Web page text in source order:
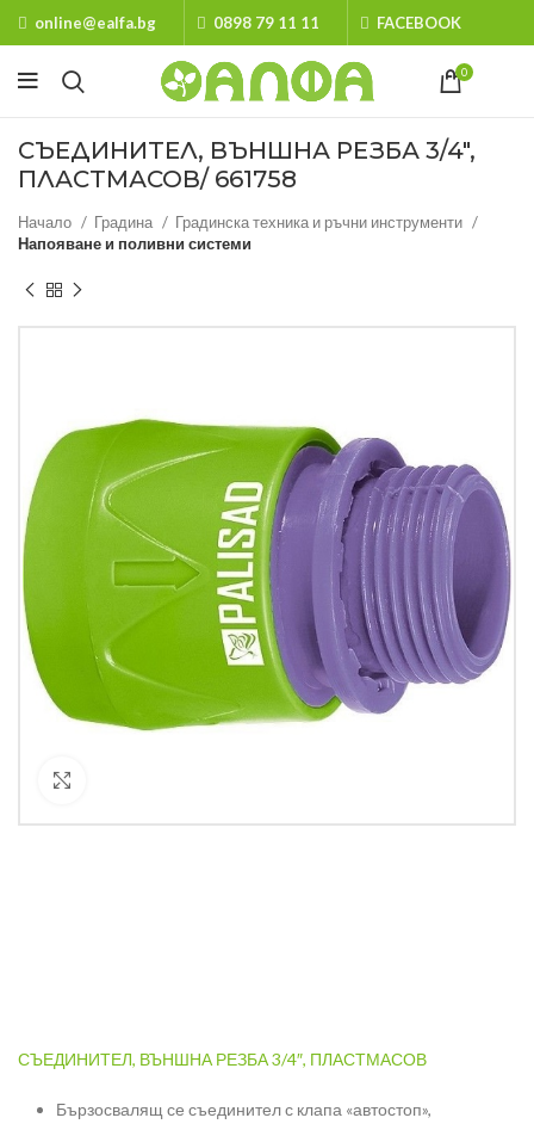
online@ealfa.bg 0898 79 11 11 FACEBOOK
0
СЪЕДИНИТЕЛ, ВЪНШНА РЕЗБА 3/4″,
ПЛАСТМАСОВ/ 661758
Начало Градина
Градинска техника и ръчни инструменти
Напояване и поливни системи
СЪЕДИНИТЕЛ, ВЪНШНА РЕЗБА 3/4″, ПЛАСТМАСОВ
Бързосвалящ се съединител с клапа «автостоп»,